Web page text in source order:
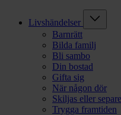
Livshändelser
Barnrätt
Bilda familj
Bli sambo
Din bostad
Gifta sig
När någon dör
Skiljas eller
Trygga framtiden